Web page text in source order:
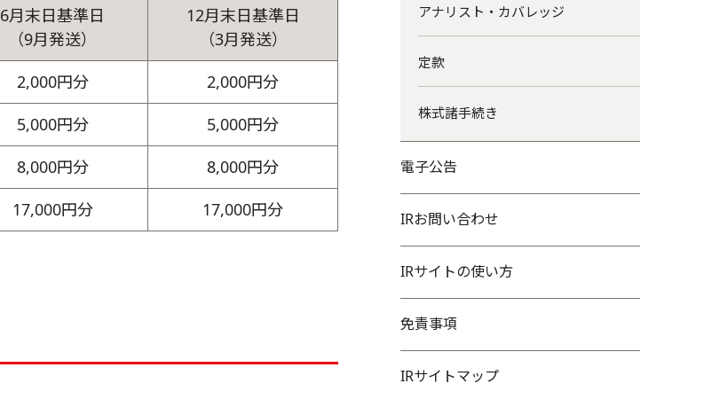
6月末日基準日
（9月発送）
12月末日基準日
（3月発送）
2,000円分
2,000円分
5,000円分
5,000円分
8,000円分
8,000円分
17,000円分 17,000円分
アナリスト・カバレッジ
定款
株式諸手続き
電子公告
IRお問い合わせ
IRサイトの使い方
免責事項
IRサイトマップ